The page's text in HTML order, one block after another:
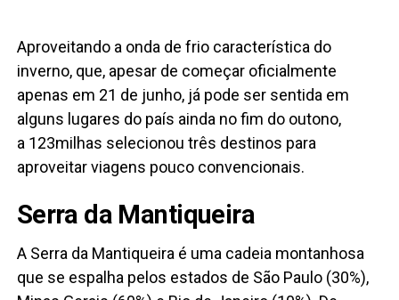
Aproveitando a onda de frio característica do
inverno, que, apesar de começar oficialmente
apenas em 21 de junho, já pode ser sentida em
alguns lugares do país ainda no fim do outono,
a 123milhas selecionou três destinos para
aproveitar viagens pouco convencionais.
Serra da Mantiqueira
A Serra da Mantiqueira é uma cadeia montanhosa
que se espalha pelos estados de São Paulo (30%),